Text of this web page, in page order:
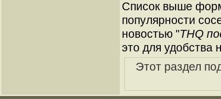
Список выше
популярности
новостью "THQ
это для удобства
Этот раздел